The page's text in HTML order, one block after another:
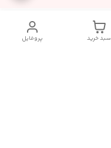
پروفایل سبد خرید